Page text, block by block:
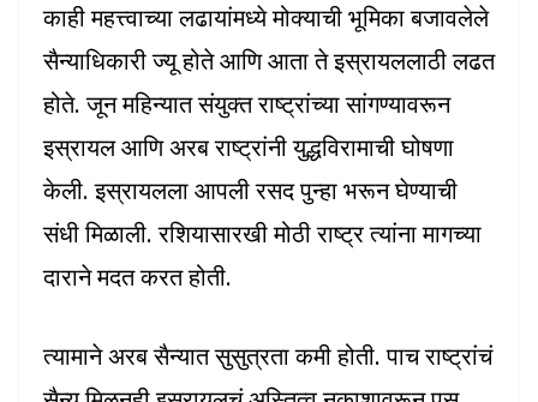
काही महत्त्वाच्या लढायांमध्ये मोक्याची भूमिका बजावलेले
सैन्याधिकारी ज्यू होते आणि आता ते इस्रायललाठी लढत
होते. जून महिन्यात संयुक्त राष्ट्रांच्या सांगण्यावरून
इस्रायल आणि अरब राष्ट्रांनी युद्धविरामाची घोषणा
केली. इस्रायलला आपली रसद पुन्हा भरून घेण्याची
संधी मिळाली. रशियासारखी मोठी राष्ट्र त्यांना मागच्या
दाराने मदत करत होती.
त्यामाने अरब सैन्यात सुसुत्रता कमी होती. पाच राष्ट्रांचं